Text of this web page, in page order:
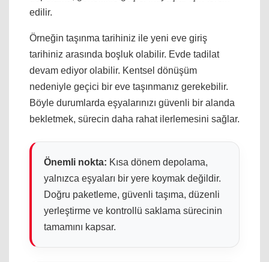
edilir.
Örneğin taşınma tarihiniz ile yeni eve giriş
tarihiniz arasında boşluk olabilir. Evde tadilat
devam ediyor olabilir. Kentsel dönüşüm
nedeniyle geçici bir eve taşınmanız gerekebilir.
Böyle durumlarda eşyalarınızı güvenli bir alanda
bekletmek, sürecin daha rahat ilerlemesini sağlar.
Önemli nokta: Kısa dönem depolama,
yalnızca eşyaları bir yere koymak değildir.
Doğru paketleme, güvenli taşıma, düzenli
yerleştirme ve kontrollü saklama sürecinin
tamamını kapsar.